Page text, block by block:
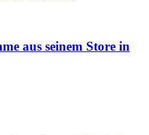
aus seinem Store in